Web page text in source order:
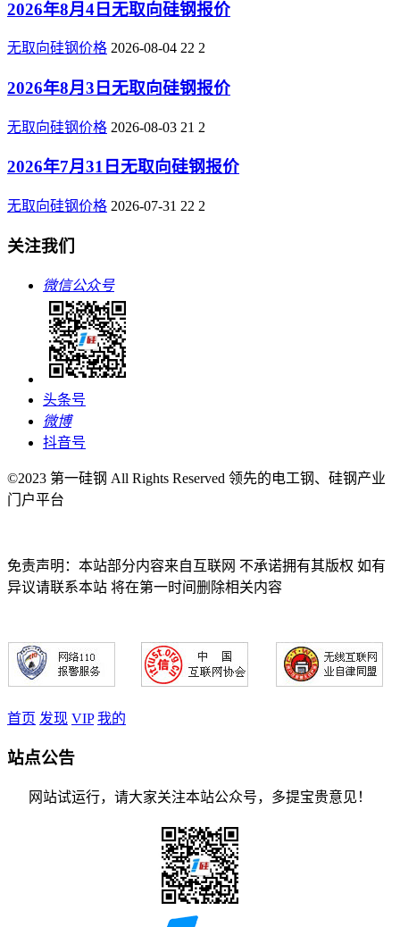
2026年8月4日无取向硅钢报价
无取向硅钢价格 2026-08-04 22 2
2026年8月3日无取向硅钢报价
无取向硅钢价格 2026-08-03 21 2
2026年7月31日无取向硅钢报价
无取向硅钢价格 2026-07-31 22 2
关注我们
微信公众号
头条号
微博
抖音号
©2023 第一硅钢 All Rights Reserved 领先的电工钢、硅钢产业
门户平台
免责声明：本站部分内容来自互联网 不承诺拥有其版权 如有
异议请联系本站 将在第一时间删除相关内容
首页 发现 VIP 我的
站点公告
网站试运行，请大家关注本站公众号，多提宝贵意见！